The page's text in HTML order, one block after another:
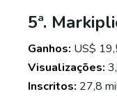
5ª.
Ganhos: US$
Visualizações:
Inscritos: 27,8